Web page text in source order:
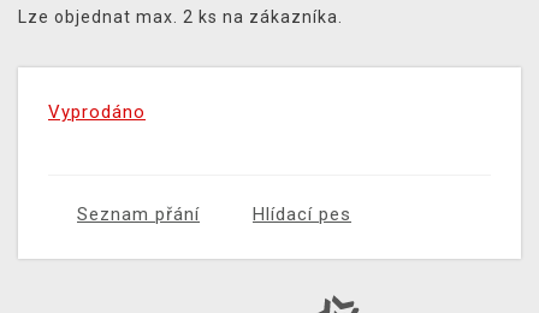
Lze objednat max. 2 ks na zákazníka.
Vyprodáno
Seznam přání Hlídací pes